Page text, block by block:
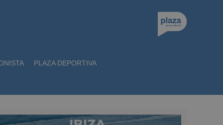
PLAZA DEPORTIVA